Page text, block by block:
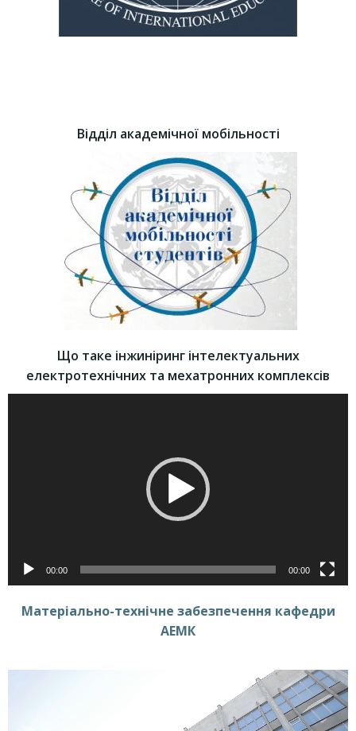
Відділ академічної мобільності
Що таке інжиніринг інтелектуальних
електротехнічних та мехатронних комплексів
00:00 00:00
Матеріально-технічне забезпечення кафедри
АЕМК